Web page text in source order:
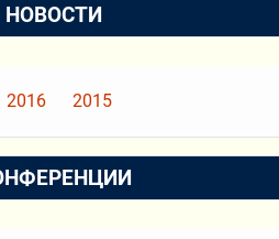
НОВОСТИ
2016 2015